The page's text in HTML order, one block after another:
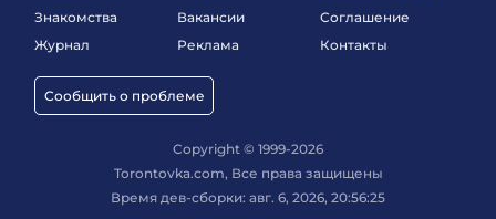
Знакомства
Журнал
Сообщить о проблеме
Вакансии
Реклама
Соглашение
Контакты
Copyright © 1999-2026
Torontovka.com, Все права защищены
Время дев-сборки: авг. 6, 2026, 20:56:25